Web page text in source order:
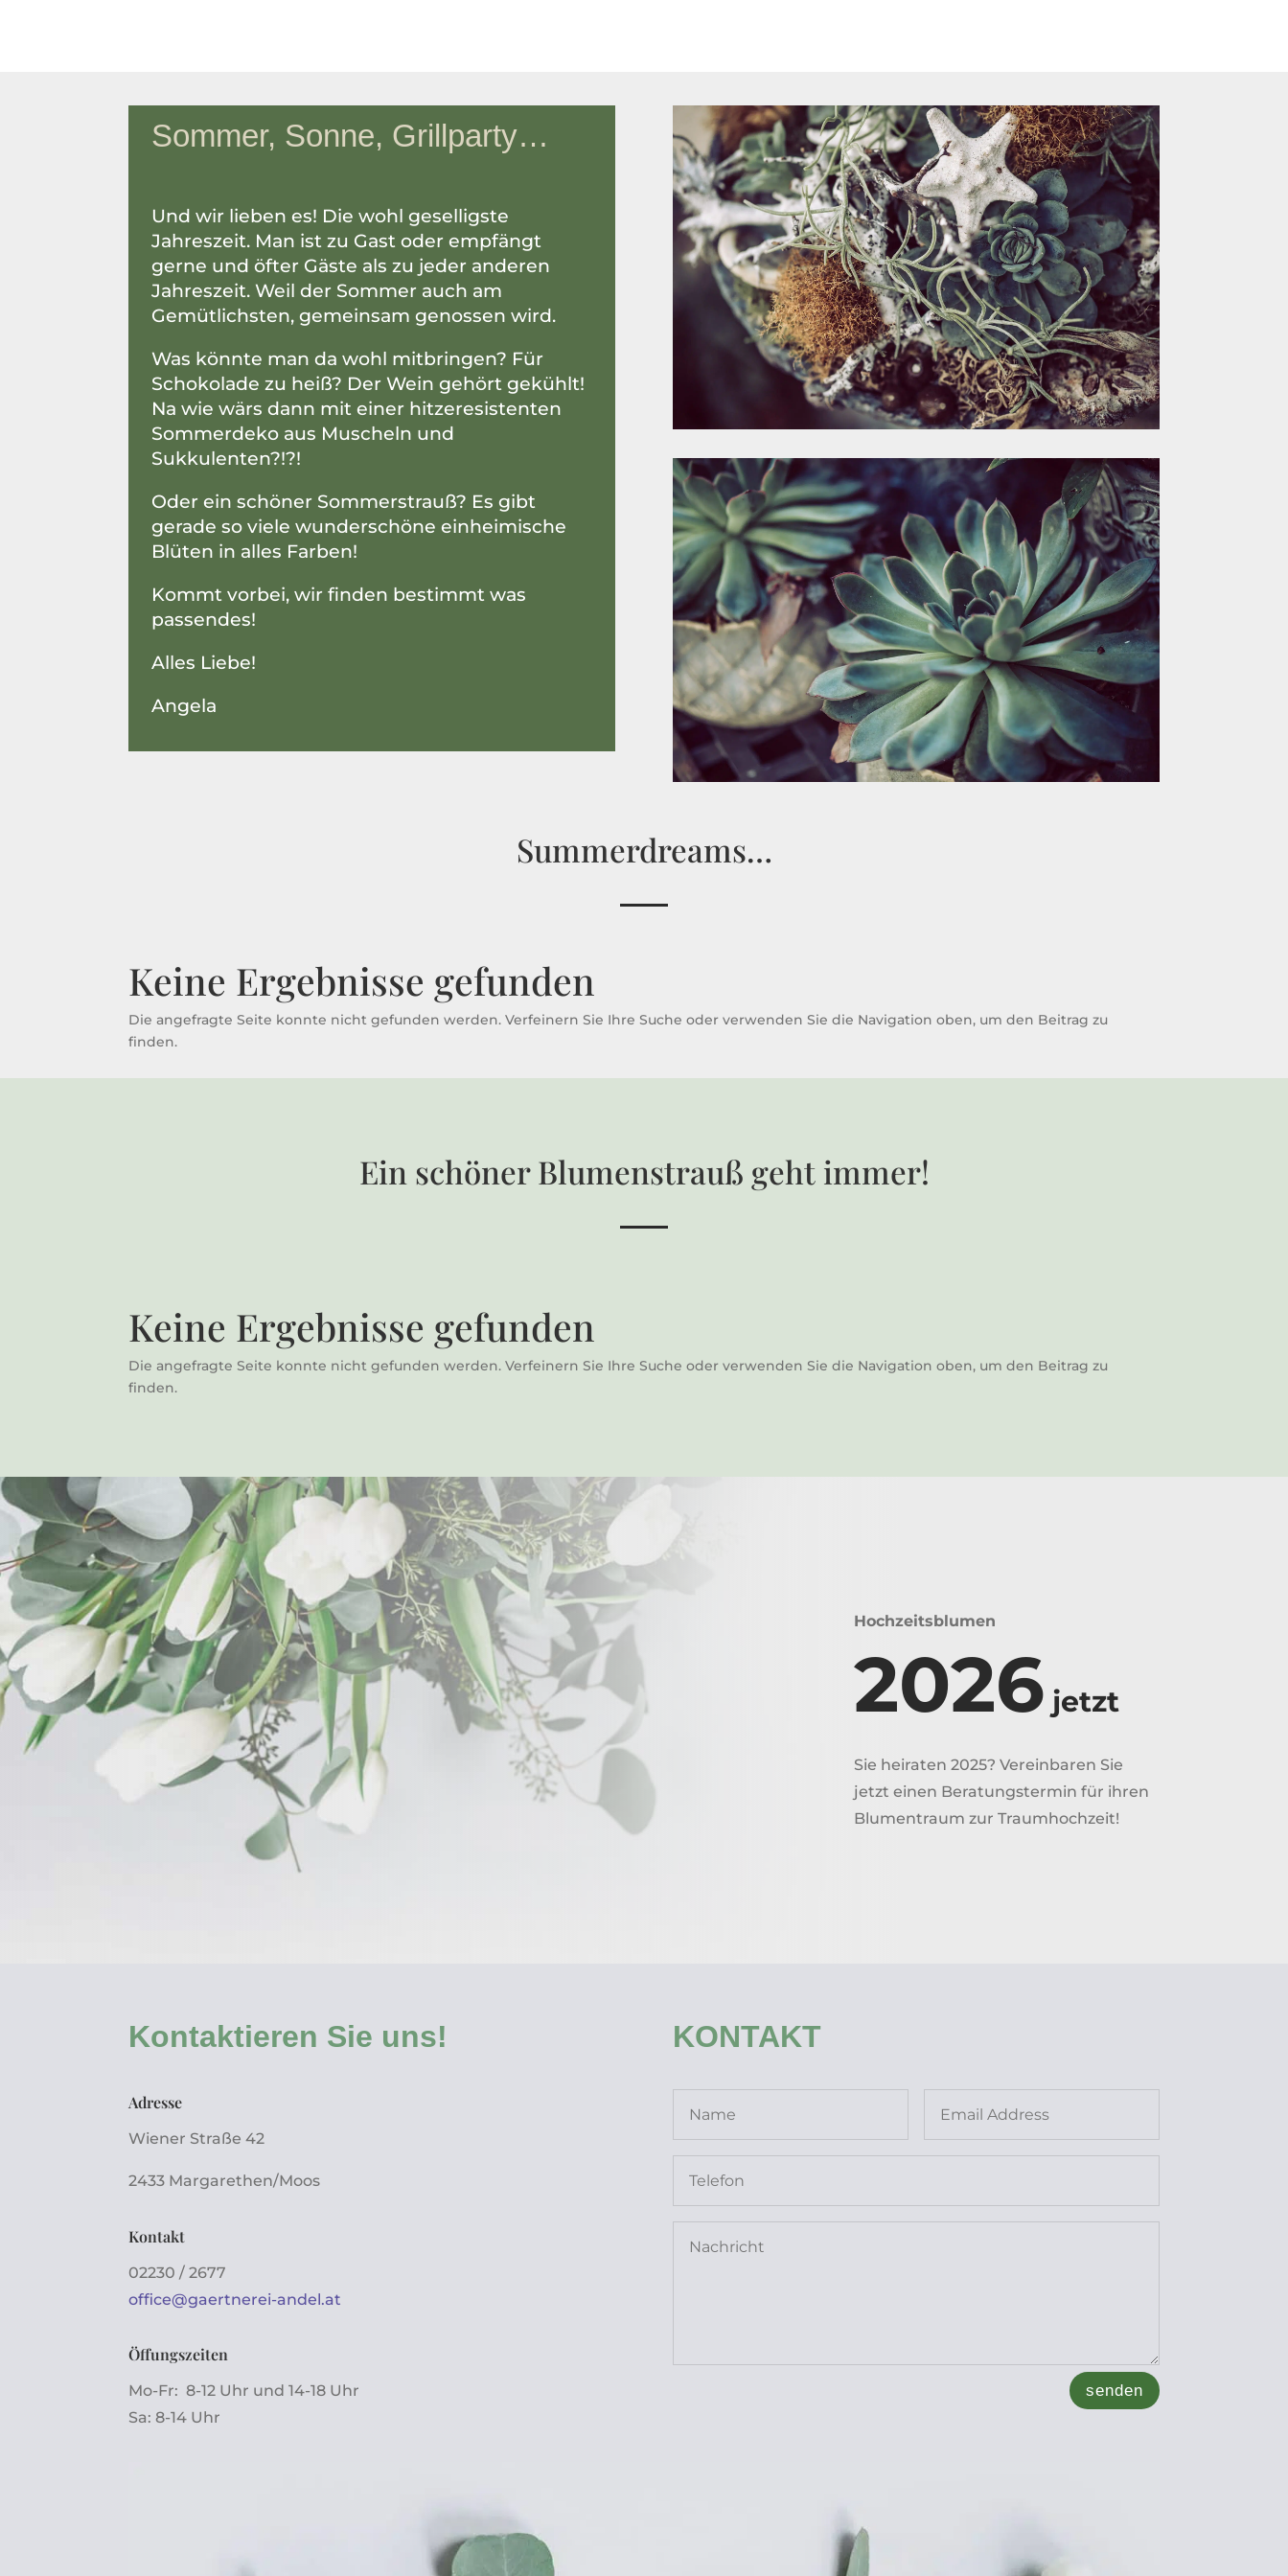
Sommer, Sonne, Grillparty…
Und wir lieben es! Die wohl geselligste
Jahreszeit. Man ist zu Gast oder empfängt
gerne und öfter Gäste als zu jeder anderen
Jahreszeit. Weil der Sommer auch am
Gemütlichsten, gemeinsam genossen wird.
Was könnte man da wohl mitbringen? Für
Schokolade zu heiß? Der Wein gehört gekühlt!
Na wie wärs dann mit einer hitzeresistenten
Sommerdeko aus Muscheln und
Sukkulenten?!?!
Oder ein schöner Sommerstrauß? Es gibt
gerade so viele wunderschöne einheimische
Blüten in alles Farben!
Kommt vorbei, wir finden bestimmt was
passendes!
Alles Liebe!
Angela
Summerdreams…
Keine Ergebnisse gefunden
Die angefragte Seite konnte nicht gefunden werden. Verfeinern Sie Ihre Suche oder verwenden Sie die Navigation oben, um den Beitrag zu
finden.
Ein schöner Blumenstrauß geht immer!
Keine Ergebnisse gefunden
Die angefragte Seite konnte nicht gefunden werden. Verfeinern Sie Ihre Suche oder verwenden Sie die Navigation oben, um den Beitrag zu
finden.
Hochzeitsblumen
2026 jetzt
Sie heiraten 2025? Vereinbaren Sie
jetzt einen Beratungstermin für ihren
Blumentraum zur Traumhochzeit!
Kontaktieren Sie uns!
Adresse
Wiener Straße 42
2433 Margarethen/Moos
Kontakt
02230 / 2677
office@gaertnerei-andel.at
Öffungszeiten
Mo-Fr: 8-12 Uhr und 14-18 Uhr
Sa: 8-14 Uhr
KONTAKT
senden